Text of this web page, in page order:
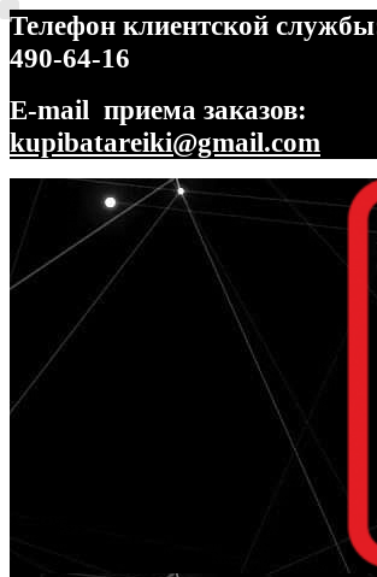
Телефон клиентской
490-64-16
E-mail приема заказов:
kupibatareiki@gmail.com
Перейти
навигации
Перейти
содержимому